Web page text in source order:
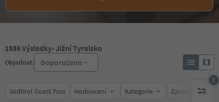
1886Výsledky- Jižní Tyrolsko
Objednat: Doporučeno
Südtirol Guest Pass Hodnocení Kategorie Zpracovává
1
1